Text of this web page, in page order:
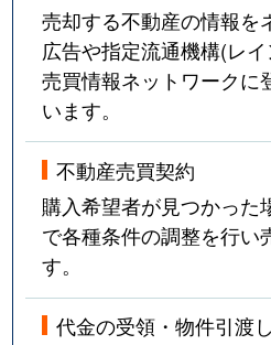
売却する不動産の情報を
広告や指定流通機構(レ
売買情報ネットワークに
います。
不動産売買契約
購入希望者が見つかった
で各種条件の調整を行い
す。
代金の受領・物件引渡し